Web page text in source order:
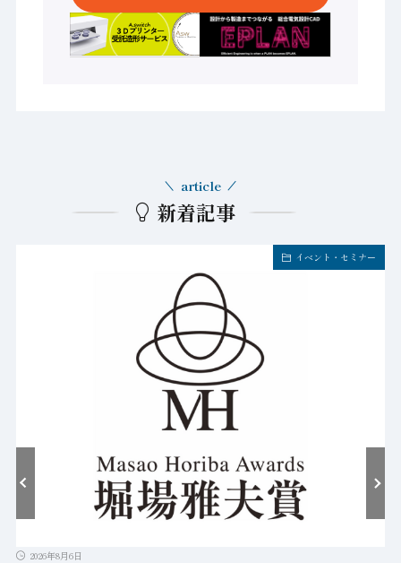
新着記事
article
イベント・セミナー
2026年8月6日